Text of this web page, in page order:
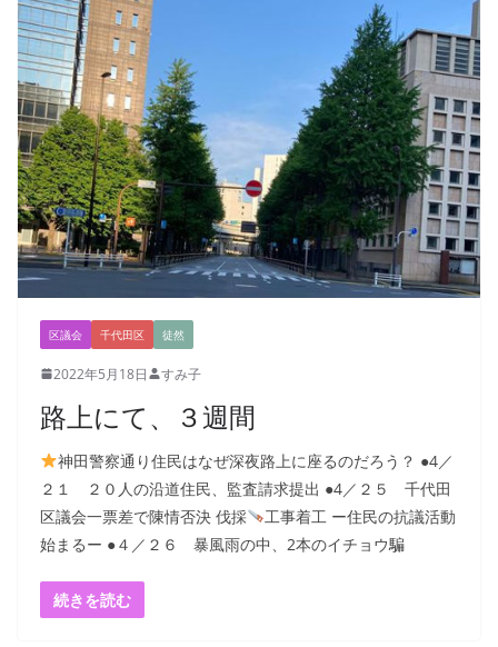
区議会 千代田区 徒然
2022年5月18日 すみ子
路上にて、３週間
神田警察通り住民はなぜ深夜路上に座るのだろう？ ●4／
２１ ２０人の沿道住民、監査請求提出 ●4／２５ 千代田
区議会一票差で陳情否決 伐採
工事着工 ー住民の抗議活動
始まるー ●４／２６ 暴風雨の中、2本のイチョウ騙
続きを読む